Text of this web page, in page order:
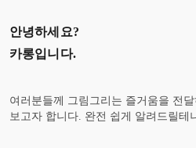
안녕하세요?
카롱입니다.
여러분들께 그림그리는 즐거움을 전
보고자 합니다. 완전 쉽게 알려드릴테